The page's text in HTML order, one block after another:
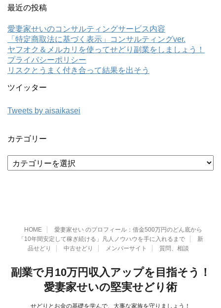
最近の投稿
愛妻家せいのコンサルティングサービス内容
「特定商取法に基づく表示」コンサルティングver.
ヤフオク＆メルカリを使ってせどり副業をしましょう！
プライバシーポリシー
リスクとうまく付き合って結果を出そう
ツイッター
Tweets by aisaikasei
カテゴリー
テ
HOME
愛妻家せい のプロフィール：借金500万円のどん底から
「10年間安定して稼ぎ続ける」凡人ノウハウを手に入れるまで
新
品せどり
中古せどり メンバーサイト 質問、相談
副業で月10万円収入アップを目指そう！
愛妻家せいの堅実せどり術
せどりとお金の基礎を学んで、大事な家族を守りましょう！